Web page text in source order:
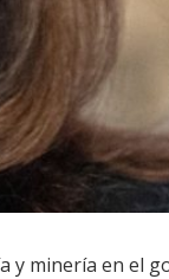
y minería en el